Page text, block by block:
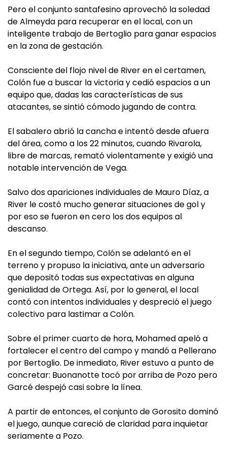
Pero el conjunto santafesino aprovechó la soledad
de Almeyda para recuperar en el local, con un
inteligente trabajo de Bertoglio para ganar espacios
en la zona de gestación.
Consciente del flojo nivel de River en el certamen,
Colón fue a buscar la victoria y cedió espacios a un
equipo que, dadas las características de sus
atacantes, se sintió cómodo jugando de contra.
El sabalero abrió la cancha e intentó desde afuera
del área, como a los 22 minutos, cuando Rivarola,
libre de marcas, remató violentamente y exigió una
notable intervención de Vega.
Salvo dos apariciones individuales de Mauro Díaz, a
River le costó mucho generar situaciones de gol y
por eso se fueron en cero los dos equipos al
descanso.
En el segundo tiempo, Colón se adelantó en el
terreno y propuso la iniciativa, ante un adversario
que depositó todas sus expectativas en alguna
genialidad de Ortega. Así, por lo general, el local
contó con intentos individuales y despreció el juego
colectivo para lastimar a Colón.
Sobre el primer cuarto de hora, Mohamed apeló a
fortalecer el centro del campo y mandó a Pellerano
por Bertoglio. De inmediato, River estuvo a punto de
concretar: Buonanotte tocó por arriba de Pozo pero
Garcé despejó casi sobre la línea.
A partir de entonces, el conjunto de Gorosito dominó
el juego, aunque careció de claridad para inquietar
seriamente a Pozo.